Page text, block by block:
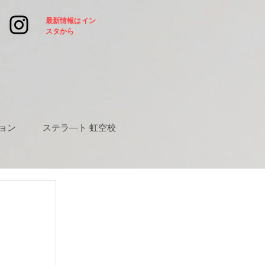
​最新情報はイン
スタから
ン ステラ―ト 虹空校